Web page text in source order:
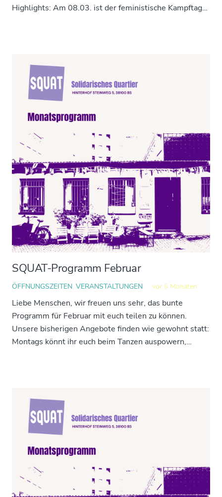
Highlights: Am 08.03. ist der feministische Kampftag…
SQUAT-Programm Februar
ÖFFNUNGSZEITEN, VERANSTALTUNGEN vor 6 Monaten
Liebe Menschen, wir freuen uns sehr, das bunte
Programm für Februar mit euch teilen zu können.
Unsere bisherigen Angebote finden wie gewohnt statt:
Montags könnt ihr euch beim Tanzen auspowern,…